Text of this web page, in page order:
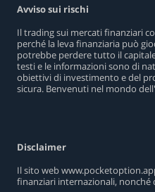
Avviso sui rischi
Il trading sui mercati finanziari
perché la leva finanziaria può
potrebbe perdere tutto il
testi e le informazioni sono di
obiettivi di investimento e del
sicura. Benvenuti nel mondo
Disclaimer
Il sito web
finanziari internazionali,